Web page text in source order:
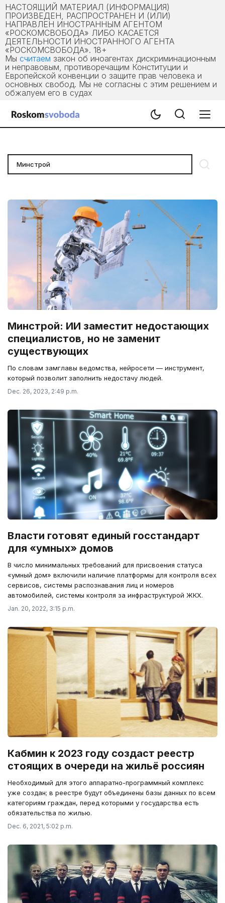
НАСТОЯЩИЙ МАТЕРИАЛ (ИНФОРМАЦИЯ)
ПРОИЗВЕДЕН, РАСПРОСТРАНЕН И (ИЛИ)
НАПРАВЛЕН ИНОСТРАННЫМ АГЕНТОМ
«РОСКОМСВОБОДА» ЛИБО КАСАЕТСЯ
ДЕЯТЕЛЬНОСТИ ИНОСТРАННОГО АГЕНТА
«РОСКОМСВОБОДА». 18+
Мы считаем закон об иноагентах дискриминационным
и неправовым, противоречащим Конституции и
Европейской конвенции о защите прав человека и
основных свобод. Мы не согласны с этим решением и
обжалуем его в судах
Минстрой: ИИ заместит недостающих
специалистов, но не заменит
существующих
По словам замглавы ведомства, нейросети — инструмент,
который позволит заполнить недостачу людей.
Dec. 26, 2023, 2:49 p.m.
Власти готовят единый госстандарт
для «умных» домов
В число минимальных требований для присвоения статуса
«умный дом» включили наличие платформы для контроля всех
сервисов, системы распознавания лиц и номеров
автомобилей, системы контроля за инфраструктурой ЖКХ.
Jan. 20, 2022, 3:15 p.m.
Кабмин к 2023 году создаст реестр
стоящих в очереди на жильё россиян
Необходимый для этого аппаратно-программный комплекс
уже создан; в реестре будут объединены базы данных по всем
категориям граждан, перед которыми у государства есть
обязательства по жилью.
Dec. 6, 2021, 5:02 p.m.